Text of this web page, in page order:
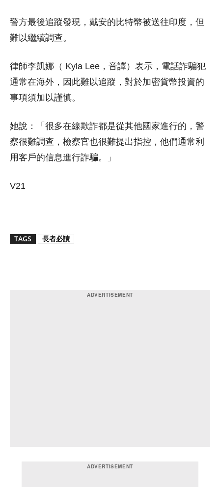
警方最後追蹤發現，戴安的比特幣被送往印度，但
難以繼續調查。
律師李凱娜（ Kyla Lee，音譯）表示，電話詐騙犯
通常在海外，因此難以追蹤，對於加密貨幣投資的
事項須加以謹慎。
她說：「很多在線欺詐都是從其他國家進行的，警
察很難調查，檢察官也很難提出指控，他們通常利
用客戶的信息進行詐騙。」
V21
TAGS 長者必讀